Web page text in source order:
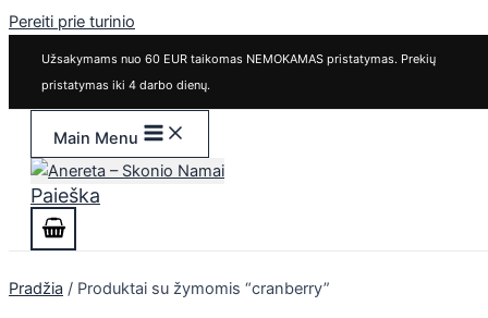
Pereiti prie turinio
Užsakymams nuo 60 EUR taikomas NEMOKAMAS pristatymas. Prekių
pristatymas iki 4 darbo dienų.
Main Menu
Paieška
Pradžia / Produktai su žymomis “cranberry”